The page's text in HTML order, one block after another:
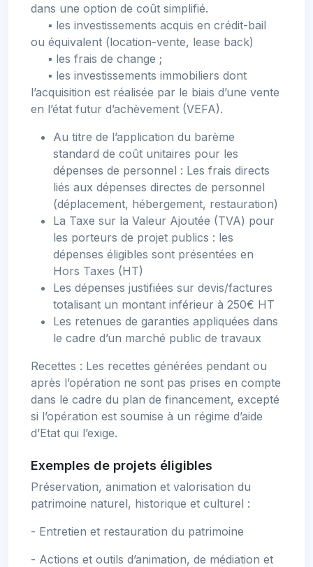
dans une option de coût simplifié.
▪ les investissements acquis en crédit-bail
ou équivalent (location-vente, lease back)
▪ les frais de change ;
▪ les investissements immobiliers dont
l’acquisition est réalisée par le biais d’une vente
en l’état futur d’achèvement (VEFA).
Au titre de l’application du barème
standard de coût unitaires pour les
dépenses de personnel : Les frais directs
liés aux dépenses directes de personnel
(déplacement, hébergement, restauration)
La Taxe sur la Valeur Ajoutée (TVA) pour
les porteurs de projet publics : les
dépenses éligibles sont présentées en
Hors Taxes (HT)
Les dépenses justifiées sur devis/factures
totalisant un montant inférieur à 250€ HT
Les retenues de garanties appliquées dans
le cadre d’un marché public de travaux
Recettes : Les recettes générées pendant ou
après l’opération ne sont pas prises en compte
dans le cadre du plan de financement, excepté
si l’opération est soumise à un régime d’aide
d’Etat qui l’exige.
Exemples de projets éligibles
Préservation, animation et valorisation du
patrimoine naturel, historique et culturel :
- Entretien et restauration du patrimoine
- Actions et outils d’animation, de médiation et